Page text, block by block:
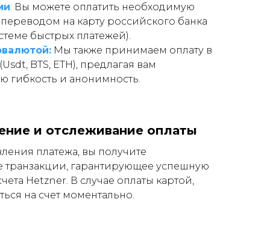
: Вы можете оплатить необходимую
на карту российского банка
быстрых платежей).
Мы также принимаем оплату в
BTS, ETH), предлагая вам
гибкость и анонимность.
и отслеживание оплаты
платежа, вы получите
транзакции, гарантирующее успешную
Hetzner. В случае оплаты картой,
на счет моментально.